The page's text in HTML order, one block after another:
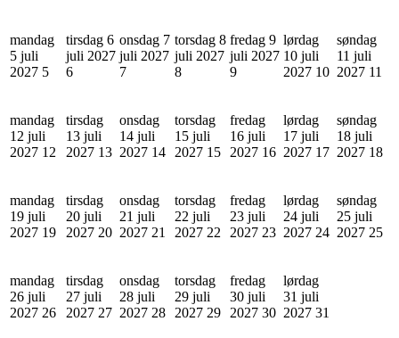
mandag
5 juli
2027 5
tirsdag 6
juli 2027
6
onsdag 7
juli 2027
7
torsdag 8
juli 2027
8
fredag 9
juli 2027
9
lørdag
10 juli
2027 10
søndag
11 juli
2027 11
mandag
12 juli
2027 12
tirsdag
13 juli
2027 13
onsdag
14 juli
2027 14
torsdag
15 juli
2027 15
fredag
16 juli
2027 16
lørdag
17 juli
2027 17
søndag
18 juli
2027 18
mandag
19 juli
2027 19
tirsdag
20 juli
2027 20
onsdag
21 juli
2027 21
torsdag
22 juli
2027 22
fredag
23 juli
2027 23
lørdag
24 juli
2027 24
søndag
25 juli
2027 25
mandag
26 juli
2027 26
tirsdag
27 juli
2027 27
onsdag
28 juli
2027 28
torsdag
29 juli
2027 29
fredag
30 juli
2027 30
lørdag
31 juli
2027 31